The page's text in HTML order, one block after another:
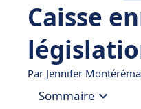
Caisse
Par Jennifer
Sommaire